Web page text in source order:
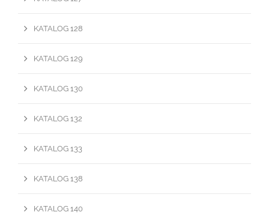
KATALOG 128
KATALOG 129
KATALOG 130
KATALOG 132
KATALOG 133
KATALOG 138
KATALOG 140